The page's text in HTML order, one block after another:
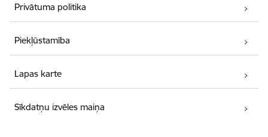
Privātuma politika
Piekļūstamība
Lapas karte
Sīkdatņu izvēles maiņa